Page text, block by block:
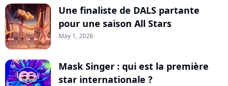
Une finaliste de DALS partante
pour une saison All Stars
May 1, 2026
Mask Singer : qui est la première
star internationale ?